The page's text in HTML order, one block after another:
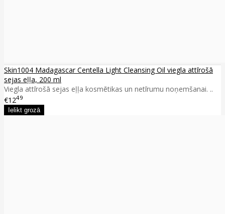
Skin1004 Madagascar Centella Light Cleansing Oil viegla attīrošā
sejas eļļa, 200 ml
Viegla attīrošā sejas eļļa kosmētikas un netīrumu noņemšanai. ..
€1249